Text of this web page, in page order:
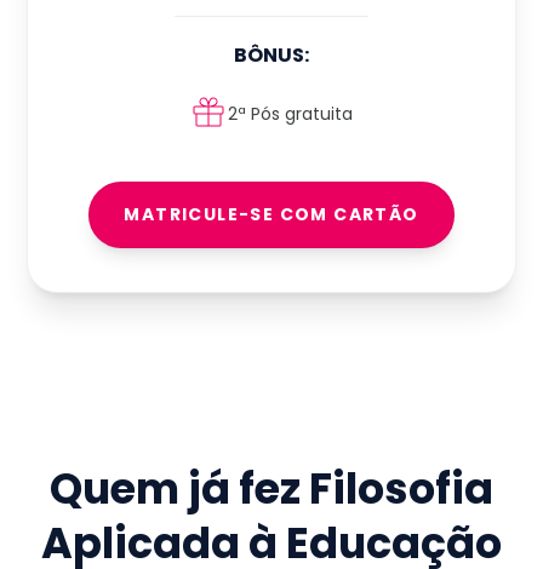
BÔNUS:
2ª Pós gratuita
MATRICULE-SE COM CARTÃO
Quem já fez Filosofia
Aplicada à Educação